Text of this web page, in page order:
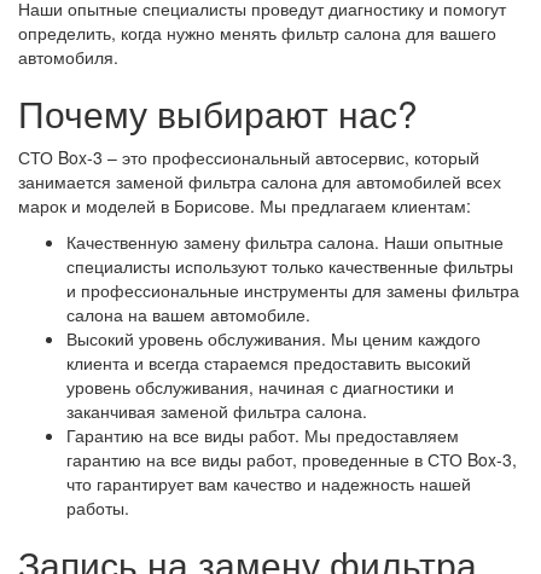
Наши опытные специалисты проведут диагностику и помогут
определить, когда нужно менять фильтр салона для вашего
автомобиля.
Почему выбирают нас?
СТО Box-3 – это профессиональный автосервис, который
занимается заменой фильтра салона для автомобилей всех
марок и моделей в Борисове. Мы предлагаем клиентам:
Качественную замену фильтра салона. Наши опытные
специалисты используют только качественные фильтры
и профессиональные инструменты для замены фильтра
салона на вашем автомобиле.
Высокий уровень обслуживания. Мы ценим каждого
клиента и всегда стараемся предоставить высокий
уровень обслуживания, начиная с диагностики и
заканчивая заменой фильтра салона.
Гарантию на все виды работ. Мы предоставляем
гарантию на все виды работ, проведенные в СТО Box-3,
что гарантирует вам качество и надежность нашей
работы.